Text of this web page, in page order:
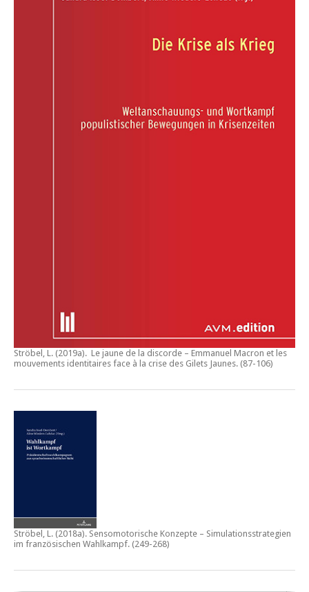
Ströbel, L. (2019a). Le jaune de la discorde – Emmanuel Macron et les
mouvements identitaires face à la crise des Gilets Jaunes. (87-106)
Ströbel, L. (2018a). Sensomotorische Konzepte – Simulationsstrategien
im französischen Wahlkampf. (249-268)